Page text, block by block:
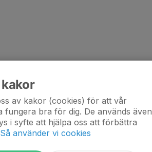
av kakor (cookies) för att vår
fungera bra för dig. De används även
i syfte att hjälpa oss att förbättra
Så använder vi cookies